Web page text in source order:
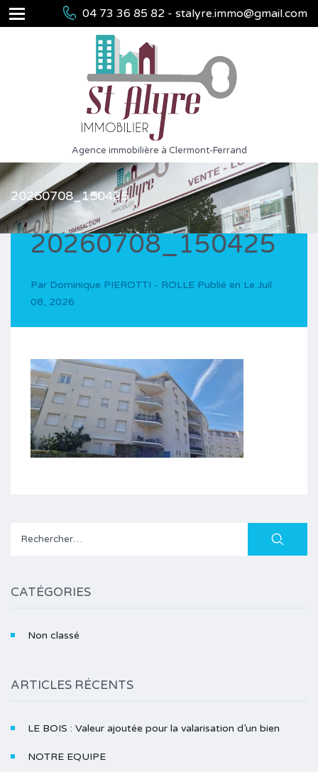
04 73 36 85 82 - stalyre.immo@gmail.com
Agence immobilière à Clermont-Ferrand
20260708_150425
20260708_150425
Par Dominique PIEROTTI - ROLLE Publié en Le Juil
08, 2026
Rechercher :
CATÉGORIES
Non classé
ARTICLES RÉCENTS
LE BOIS : Valeur ajoutée pour la valarisation d’un bien
NOTRE EQUIPE